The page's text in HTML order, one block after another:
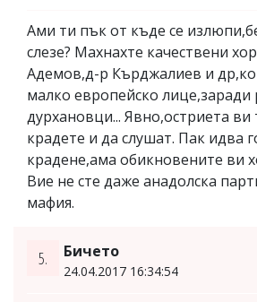
Ами ти пък от къде се
слезе? Махнахте качествени
Адемов,д-р Кърджалиев и
малко европейско лице,заради
дурхановци... Явно,остриета ви
крадете и да слушат. Пак идва
крадене,ама обикновените ви
Вие не сте даже анадолска
мафия.
5. Бичето
24.04.2017 16:34:54